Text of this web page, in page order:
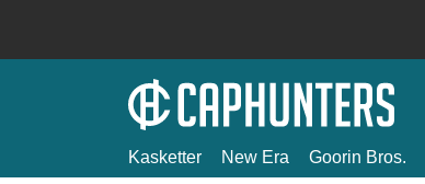
Kasketter New Era Goorin Bros.